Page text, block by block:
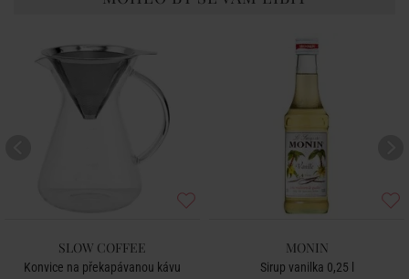
SLOW COFFEE
Konvice na překapávanou kávu
MONIN
Sirup vanilka 0,25 l